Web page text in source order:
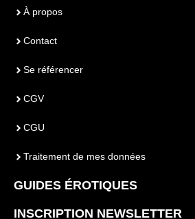
À propos
Contact
Se référencer
CGV
CGU
Traitement de mes données
GUIDES ÉROTIQUES
INSCRIPTION NEWSLETTER